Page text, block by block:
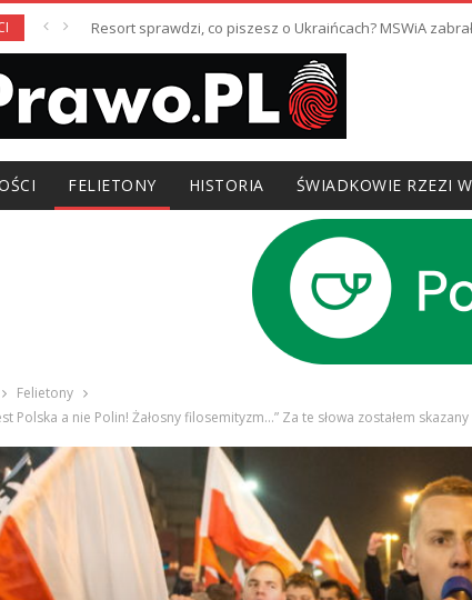
Resort sprawdzi, co piszesz o Ukraińcach? MSWiA
FELIETONY HISTORIA ŚWIADKOWIE RZEZI
Felietony
Polska a nie Polin! Żałosny filosemityzm…” Za te słowa zostałem